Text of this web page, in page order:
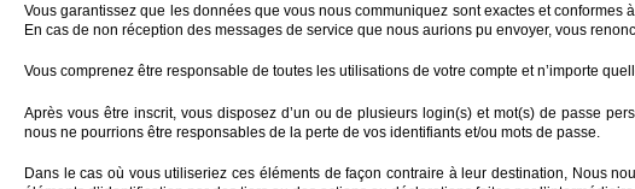
Vous garantissez que les données que vous nous communiquez sont exactes et
En cas de non réception des messages de service que nous aurions pu envoyer, vous
Vous comprenez être responsable de toutes les utilisations de votre compte et n’importe
Après vous être inscrit, vous disposez d’un ou de plusieurs login(s) et mot(s) de passe
nous ne pourrions être responsables de la perte de vos identifiants et/ou mots de passe.
Dans le cas où vous utiliseriez ces éléments de façon contraire à leur destination, Nous